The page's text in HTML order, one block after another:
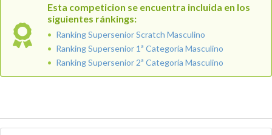
Esta competicion se encuentra incluida en los
siguientes ránkings:
Ranking Supersenior Scratch Masculino
Ranking Supersenior 1ª Categoría Masculino
Ranking Supersenior 2ª Categoría Masculino